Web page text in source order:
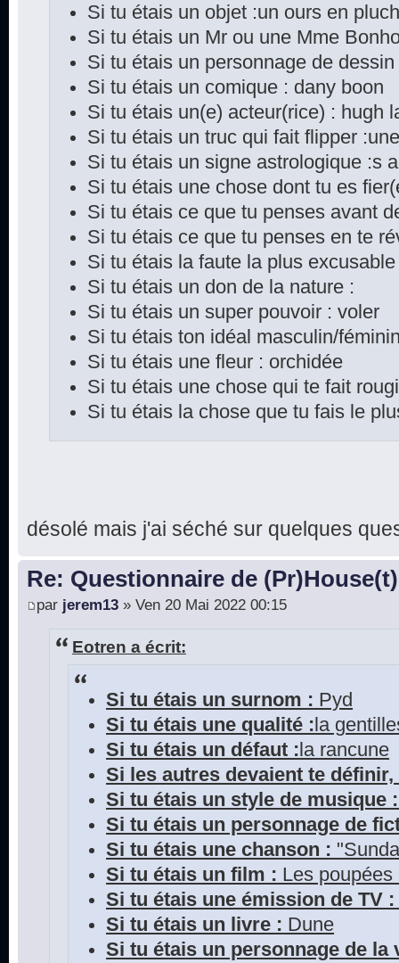
Si tu étais un objet :un ours en
Si tu étais un Mr ou une Mme
Si tu étais un personnage de
Si tu étais un comique : dany boon
Si tu étais un(e) acteur(rice) : hugh
Si tu étais un truc qui fait flipper
Si tu étais un signe astrologique :s
Si tu étais une chose dont tu es
Si tu étais ce que tu penses avant
Si tu étais ce que tu penses en te
Si tu étais la faute la plus
Si tu étais un don de la nature :
Si tu étais un super pouvoir : voler
Si tu étais ton idéal masculin/
Si tu étais une fleur : orchidée
Si tu étais une chose qui te fait
Si tu étais la chose que tu fais le
désolé mais j'ai séché sur quelques
Re: Questionnaire de (Pr)House(t)
par jerem13 » Ven 20 Mai 2022 00:15
Eotren a écrit:
Si tu étais un surnom : Pyd
Si tu étais une qualité : la
Si tu étais un défaut : la rancune
Si les autres devaient te
Si tu étais un style de musique :
Si tu étais un personnage de
Si tu étais une chanson :
Si tu étais un film : Les
Si tu étais une émission de TV :
Si tu étais un livre : Dune
Si tu étais un personnage de la